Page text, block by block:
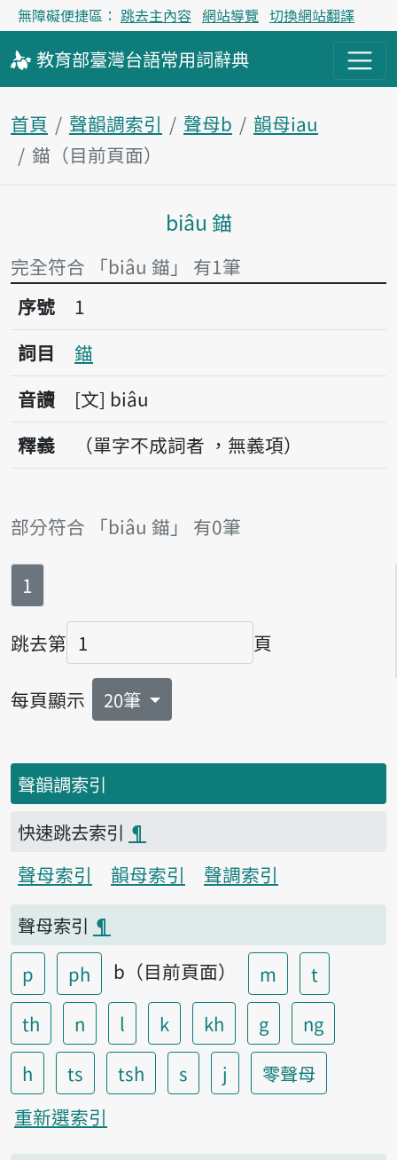
無障礙便捷區： 跳去主內容 網站導覽 切換網站翻譯
教育部臺灣台語常用詞辭典
首頁 聲韻調索引 聲母b
韻母iau
錨（目前頁面）
主內容區塊
biâu 錨
完全符合 「biâu 錨」 有1筆
序號1錨
序號
1
詞目
錨
音讀
文 biâu
釋義
（單字不成詞者 ，無義項）
部分符合 「biâu 錨」 有0筆
第
1
跳去第
頁碼
頁
每頁顯示 20筆
聲韻調索引
快速跳去索引 ¶
聲母索引
韻母索引
聲調索引
聲母索引 ¶
p
ph b（目前頁面） m
t
th
n l k kh g
ng
h
ts tsh s j
零聲母
重新選索引